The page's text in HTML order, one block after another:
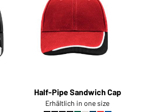
Half-Pipe Sandwich Cap
Erhältlich in one size